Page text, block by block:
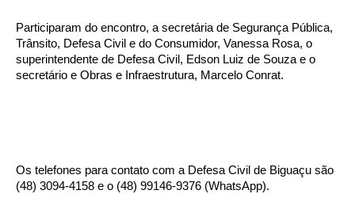
Participaram do encontro, a secretária de Segurança Pública,
Trânsito, Defesa Civil e do Consumidor, Vanessa Rosa, o
superintendente de Defesa Civil, Edson Luiz de Souza e o
secretário e Obras e Infraestrutura, Marcelo Conrat.
Os telefones para contato com a Defesa Civil de Biguaçu são
(48) 3094-4158 e o (48) 99146-9376 (WhatsApp).